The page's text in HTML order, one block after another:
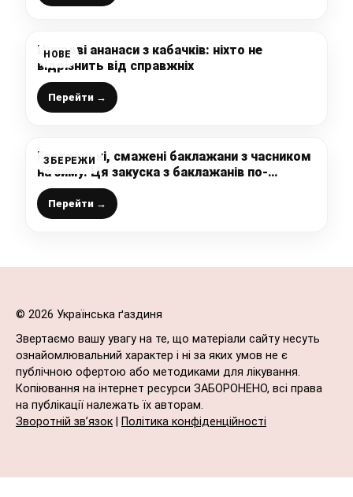
НОВЕ
Цукрові ананаси з кабачків: ніхто не
відрізнить від справжніх
Перейти →
ЗБЕРЕЖИ
Гостренькі, смажені баклажани з часником
на зиму. Ця закуска з баклажанів по-
грузинськи, підкорила мільйони!
Перейти →
© 2026 Українська ґаздиня
Звертаємо вашу увагу на те, що матеріали сайту несуть
ознайомлювальний характер і ні за яких умов не є
публічною офертою або методиками для лікування.
Копіювання на інтернет ресурси ЗАБОРОНЕНО, всі права
на публікації належать їх авторам.
Зворотній зв’язок
Політика конфіденційності